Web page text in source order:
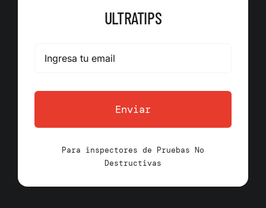
ULTRATIPS
Enviar
Para inspectores de Pruebas No
Destructivas